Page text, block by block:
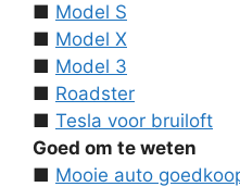
■ Model S
■ Model X
■ Model 3
■ Roadster
■ Tesla voor bruiloft
Goed om te weten
■ Mooie auto